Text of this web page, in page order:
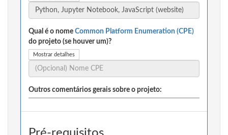
Qual é o nome Common Platform Enumeration (CPE)
do projeto (se houver um)?
Mostrar detalhes
Outros comentários gerais sobre o projeto: